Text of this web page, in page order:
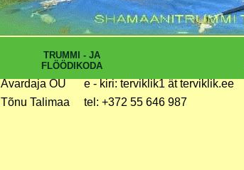
Avardaja OÜ
e - kiri: terviklik1 ät terviklik.ee
Tõnu Talimaa
tel: +372 55 646 987
TRUMMI - JA
FLÖÖDIKODA